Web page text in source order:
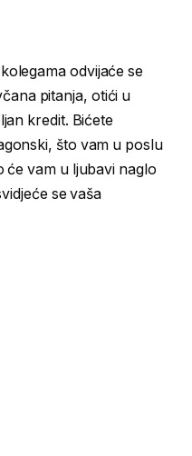
odvijaće se
pitanja, otići u
kredit. Bićete
što vam u poslu
će vam u ljubavi naglo
se vaša